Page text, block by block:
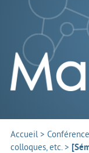
Accueil>
colloques, etc.>